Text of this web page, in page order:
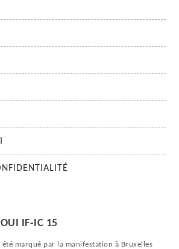
IF-IC 15
marqué par la manifestation à Bruxelles